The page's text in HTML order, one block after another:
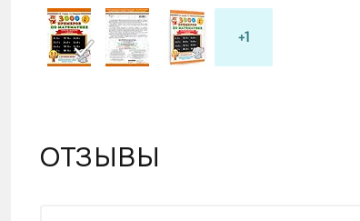
+1
ОТЗЫВЫ